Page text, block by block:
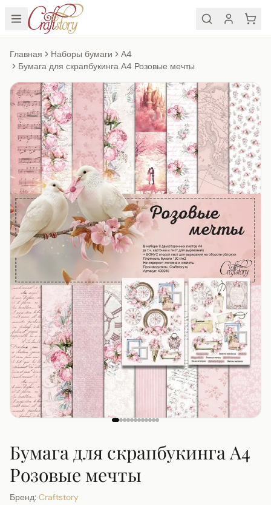
Главная Наборы бумаги
А4
Бумага для скрапбукинга А4 Розовые мечты
Бумага для скрапбукинга А4
Розовые мечты
Бренд: Craftstory